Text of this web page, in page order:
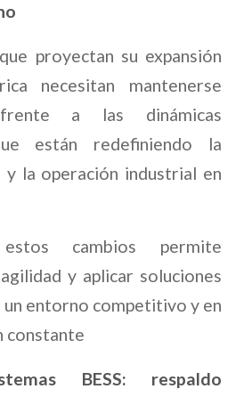
proyectan su expansión
necesitan mantenerse
frente a las dinámicas
están redefiniendo la
la operación industrial en
estos cambios permite
y aplicar soluciones
un entorno competitivo y en
constante
BESS: respaldo